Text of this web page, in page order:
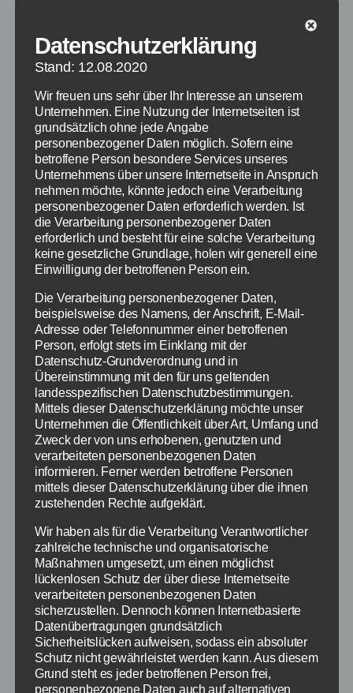
Ein typischer Bericht über den Bahnstreik -
Bildquelle: extra 3 Video auf YouTube (siehe oben)
Das es in Kürze, vielleicht noch im Februar
2015, zu einem Bahnstreik kommen wird, ist
nicht unwahrscheinlich. Das Schreckgespenst
für viele Pendler ist aber wieder da, da eine
Einigung zwischen der GDL und der Deutschen
Bahn AG wohl kaum stattfinden wird. So
werden die Lokführer wohl wieder streiken,
was bei Twitter unter dem Hashtag #bahnstreik
[…]
Schlagwörter
extra 3,Video,GDL,Bahn,Streik,Berichterstattung
Satire
Kategorien
VIDEOS
Video: 92-jährige
verursacht Schaden bei
10 Autos beim
Einparken
Beitragsautor
VonPaul Stelzer Veröffentlichungsdatum
19. Februar 2015
Datenschutzerklärung
Stand: 12.08.2020
Wir freuen uns sehr über Ihr Interesse an unserem
Unternehmen. Eine Nutzung der Internetseiten ist
grundsätzlich ohne jede Angabe
personenbezogener Daten möglich. Sofern eine
betroffene Person besondere Services unseres
Unternehmens über unsere Internetseite in Anspruch
nehmen möchte, könnte jedoch eine Verarbeitung
personenbezogener Daten erforderlich werden. Ist
die Verarbeitung personenbezogener Daten
erforderlich und besteht für eine solche Verarbeitung
keine gesetzliche Grundlage, holen wir generell eine
Einwilligung der betroffenen Person ein.
Die Verarbeitung personenbezogener Daten,
beispielsweise des Namens, der Anschrift, E-Mail-
Adresse oder Telefonnummer einer betroffenen
Person, erfolgt stets im Einklang mit der
Datenschutz-Grundverordnung und in
Übereinstimmung mit den für uns geltenden
landesspezifischen Datenschutzbestimmungen.
Mittels dieser Datenschutzerklärung möchte unser
Unternehmen die Öffentlichkeit über Art, Umfang und
Zweck der von uns erhobenen, genutzten und
verarbeiteten personenbezogenen Daten
informieren. Ferner werden betroffene Personen
mittels dieser Datenschutzerklärung über die ihnen
zustehenden Rechte aufgeklärt.
Wir haben als für die Verarbeitung Verantwortlicher
zahlreiche technische und organisatorische
Maßnahmen umgesetzt, um einen möglichst
lückenlosen Schutz der über diese Internetseite
verarbeiteten personenbezogenen Daten
sicherzustellen. Dennoch können Internetbasierte
Datenübertragungen grundsätzlich
Sicherheitslücken aufweisen, sodass ein absoluter
Schutz nicht gewährleistet werden kann. Aus diesem
Grund steht es jeder betroffenen Person frei,
personenbezogene Daten auch auf alternativen